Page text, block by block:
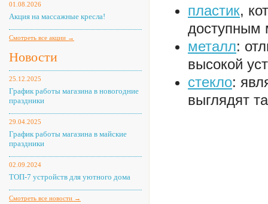
01.08.2026
Акция на массажные кресла!
Смотреть все акции →
Новости
25.12.2025
График работы магазина в новогодние
праздники
29.04.2025
График работы магазина в майские
праздники
02.09.2024
ТОП-7 устройств для уютного дома
Смотреть все новости →
пластик,
доступным
металл:
высокой
стекло:
выглядят